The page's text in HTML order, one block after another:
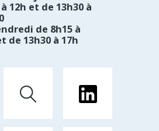
12h et de 13h30 à
de 8h15 à
de 13h30 à 17h